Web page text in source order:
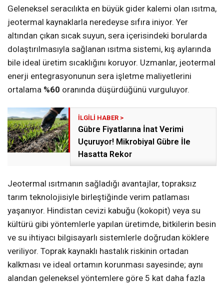
Geleneksel seracılıkta en büyük gider kalemi olan ısıtma,
jeotermal kaynaklarla neredeyse sıfıra iniyor. Yer
altından çıkan sıcak suyun, sera içerisindeki borularda
dolaştırılmasıyla sağlanan ısıtma sistemi, kış aylarında
bile ideal üretim sıcaklığını koruyor. Uzmanlar, jeotermal
enerji entegrasyonunun sera işletme maliyetlerini
ortalama %60 oranında düşürdüğünü vurguluyor.
Gübre Fiyatlarına İnat Verimi
Uçuruyor! Mikrobiyal Gübre İle
Hasatta Rekor
Jeotermal ısıtmanın sağladığı avantajlar, topraksız
tarım teknolojisiyle birleştiğinde verim patlaması
yaşanıyor. Hindistan cevizi kabuğu (kokopit) veya su
kültürü gibi yöntemlerle yapılan üretimde, bitkilerin besin
ve su ihtiyacı bilgisayarlı sistemlerle doğrudan köklere
veriliyor. Toprak kaynaklı hastalık riskinin ortadan
kalkması ve ideal ortamın korunması sayesinde; aynı
alandan geleneksel yöntemlere göre 5 kat daha fazla